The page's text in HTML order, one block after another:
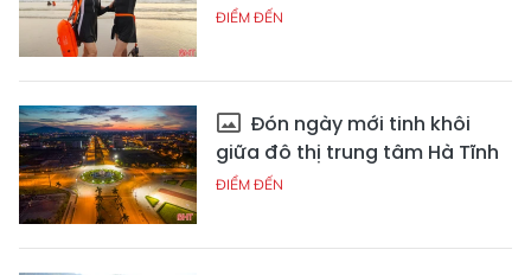
ĐIỂM ĐẾN
Đón ngày mới tinh khôi
giữa đô thị trung tâm Hà Tĩnh
ĐIỂM ĐẾN